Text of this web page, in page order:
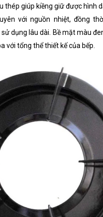
thép giúp kiềng giữ được hình
với nguồn nhiệt, đồng
dụng lâu dài. Bề mặt màu
với tổng thể thiết kế của bếp.